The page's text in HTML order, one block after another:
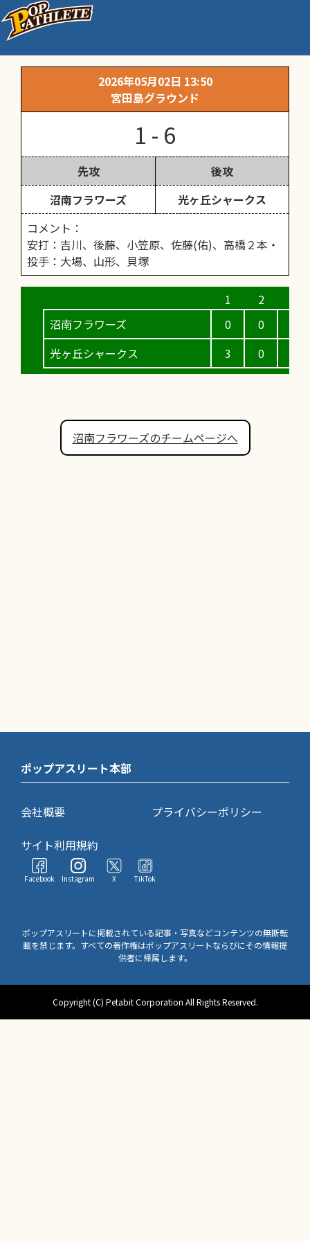
酒井根大会リーグ戦（高学年）
2026年05月02日 13:50
宮田島グラウンド
1 - 6
先攻
後攻
沼南フラワーズ
光ヶ丘シャークス
コメント：
安打：吉川、後藤、小笠原、佐藤(佑)、高橋２本・
投手：大場、山形、貝塚
沼南フラワーズ
光ヶ丘シャークス
0
3
0
0
沼南フラワーズのチームページへ
ポップアスリート本部
会社概要
プライバシーポリシー
サイト利用規約
Facebook Instagram X TikTok
ポップアスリートに掲載されている記事・写真などコンテンツの無断転
載を禁じます。すべての著作権はポップアスリートならびにその情報提
供者に帰属します。
Copyright (C) Petabit Corporation All Rights Reserved.